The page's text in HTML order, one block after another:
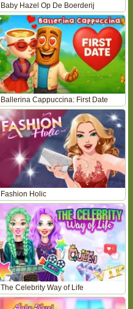
Baby Hazel Op De Boerderij
Ballerina Cappuccina: First Date
Fashion Holic
The Celebrity Way of Life